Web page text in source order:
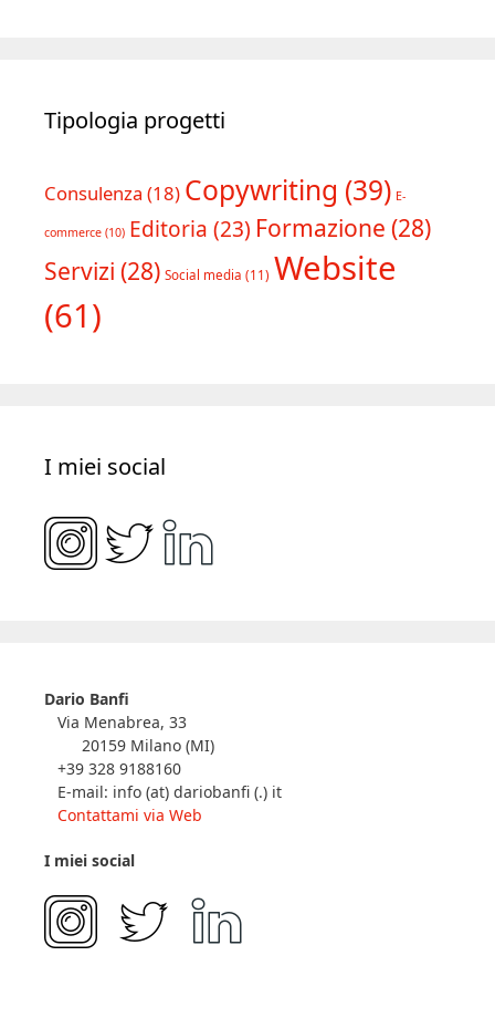
Tipologia progetti
Consulenza (18) Copywriting (39) E-
commerce (10) Editoria (23) Formazione (28)
Servizi (28) Social media (11) Website
(61)
I miei social
Dario Banfi
Via Menabrea, 33
20159 Milano (MI)
+39 328 9188160
E-mail: info (at) dariobanfi (.) it
Contattami via Web
I miei social